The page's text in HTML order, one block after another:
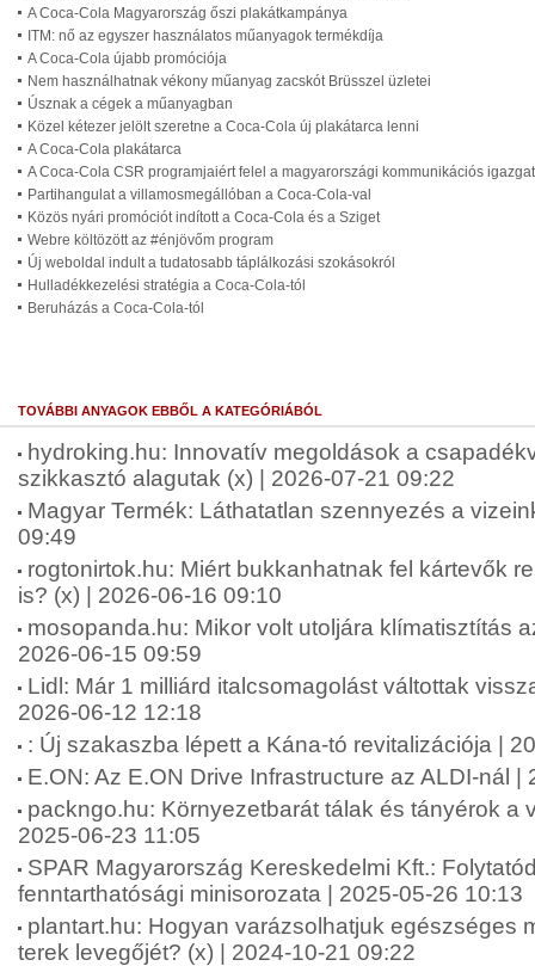
A Coca-Cola Magyarország őszi plakátkampánya
ITM: nő az egyszer használatos műanyagok termékdíja
A Coca-Cola újabb promóciója
Nem használhatnak vékony műanyag zacskót Brüsszel üzletei
Úsznak a cégek a műanyagban
Közel kétezer jelölt szeretne a Coca-Cola új plakátarca lenni
A Coca-Cola plakátarca
A Coca-Cola CSR programjaiért felel a magyarországi kommunikációs
Partihangulat a villamosmegállóban a Coca-Cola-val
Közös nyári promóciót indított a Coca-Cola és a Sziget
Webre költözött az #énjövőm program
Új weboldal indult a tudatosabb táplálkozási szokásokról
Hulladékkezelési stratégia a Coca-Cola-tól
Beruházás a Coca-Cola-tól
TOVÁBBI ANYAGOK EBBŐL A KATEGÓRIÁBÓL
hydroking.hu: Innovatív megoldások a
szikkasztó alagutak (x) | 2026-07-21 09:22
Magyar Termék: Láthatatlan szennyezés a
09:49
rogtonirtok.hu: Miért bukkanhatnak fel kártevők
is? (x) | 2026-06-16 09:10
mosopanda.hu: Mikor volt utoljára klímatisztítás
2026-06-15 09:59
Lidl: Már 1 milliárd italcsomagolást váltottak
2026-06-12 12:18
: Új szakaszba lépett a Kána-tó revitalizációja |
E.ON: Az E.ON Drive Infrastructure az ALDI-nál |
packngo.hu: Környezetbarát tálak és tányérok a
2025-06-23 11:05
SPAR Magyarország Kereskedelmi Kft.:
fenntarthatósági minisorozata | 2025-05-26 10:13
plantart.hu: Hogyan varázsolhatjuk egészséges
terek levegőjét? (x) | 2024-10-21 09:22